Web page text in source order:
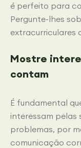
é perfeito para
Pergunte-lhes
extracurriculares
Mostre
contam
É fundamental
interessam pelas
problemas, por
comunicação